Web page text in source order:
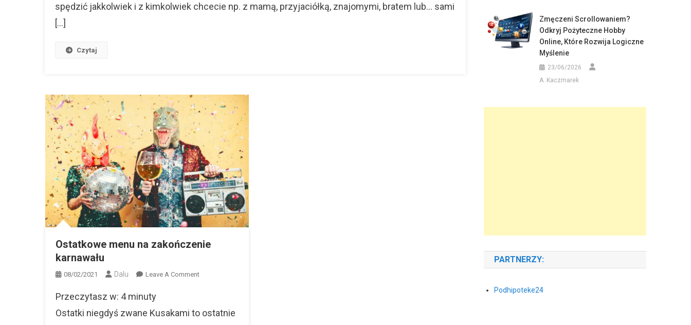
spędzić jakkolwiek i z kimkolwiek chcecie np. z mamą, przyjaciółką, znajomymi, bratem lub… sami
[…]
Czytaj
Ostatkowe menu na zakończenie
karnawału
08/02/2021 Dalu Leave A CommentOn
Przeczytasz w: 4 minuty
Ostatki niegdyś zwane Kusakami to ostatnie
Zmęczeni Scrollowaniem?
Odkryj Pożyteczne Hobby
Online, Które Rozwija Logiczne
Myślenie
23/06/2026
A. Kaczmarek
PARTNERZY:
Podhipoteke24